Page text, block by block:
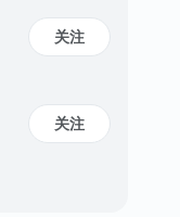
关注
关注